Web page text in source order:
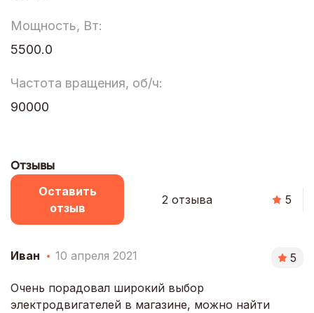
Мощность, Вт:
5500.0
Частота вращения, об/ч:
90000
Отзывы
5
2 отзыва
Оставить
отзыв
Иван 10 апреля 2021 5
Очень порадовал широкий выбор
электродвигателей в магазине, можно найти